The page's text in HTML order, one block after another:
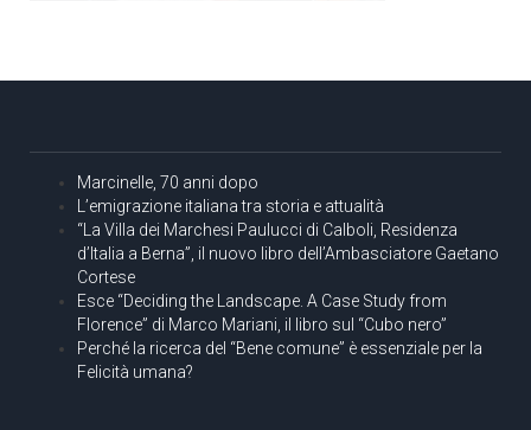
Marcinelle, 70 anni dopo
L’emigrazione italiana tra storia e attualità
“La Villa dei Marchesi Paulucci di Calboli, Residenza
d’Italia a Berna”, il nuovo libro dell’Ambasciatore Gaetano
Cortese
Esce “Deciding the Landscape. A Case Study from
Florence” di Marco Mariani, il libro sul “Cubo nero”
Perché la ricerca del “Bene comune” è essenziale per la
Felicità umana?